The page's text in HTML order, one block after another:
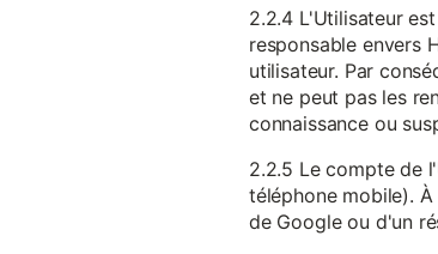
2.2.4 L'Utilisateur
responsable envers
utilisateur. Par
et ne peut pas les
connaissance ou
2.2.5 Le compte de
téléphone mobile).
de Google ou d'un